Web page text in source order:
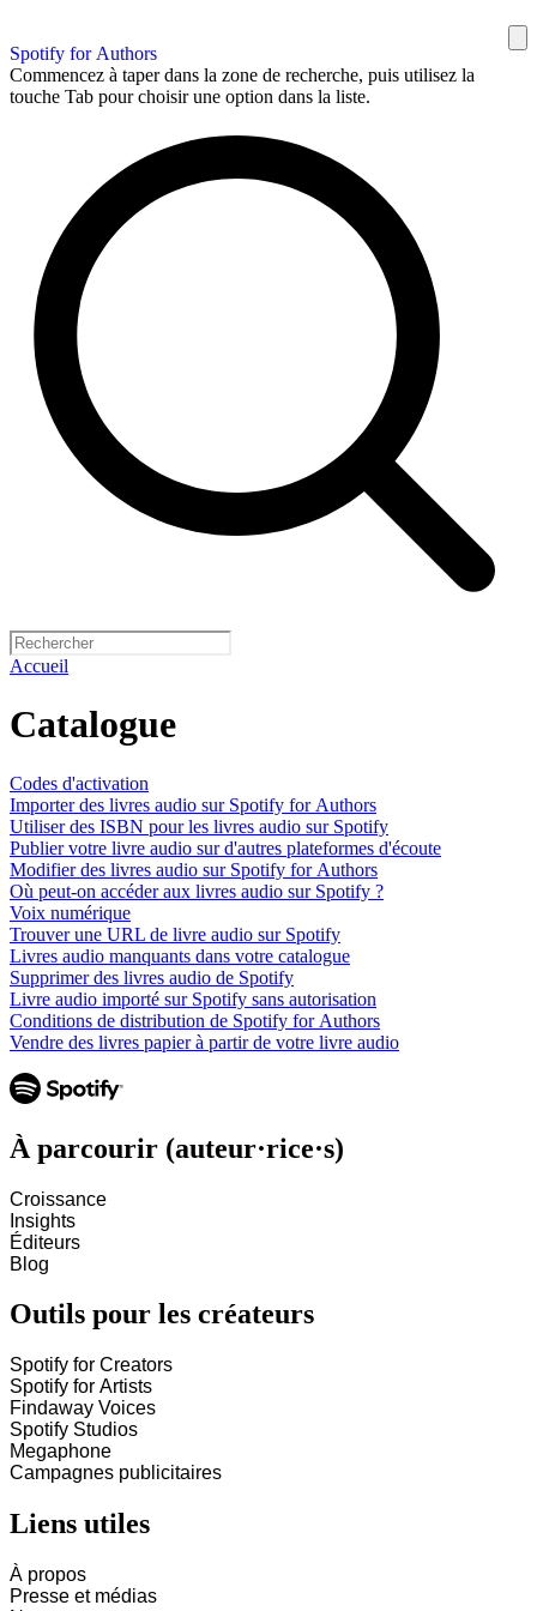
Spotify for Authors
Commencez à taper dans la zone de recherche, puis utilisez la
touche Tab pour choisir une option dans la liste.
Accueil
Catalogue
Codes d'activation
Importer des livres audio sur Spotify for Authors
Utiliser des ISBN pour les livres audio sur Spotify
Publier votre livre audio sur d'autres plateformes d'écoute
Modifier des livres audio sur Spotify for Authors
Où peut-on accéder aux livres audio sur Spotify ?
Voix numérique
Trouver une URL de livre audio sur Spotify
Livres audio manquants dans votre catalogue
Supprimer des livres audio de Spotify
Livre audio importé sur Spotify sans autorisation
Conditions de distribution de Spotify for Authors
Vendre des livres papier à partir de votre livre audio
À parcourir (auteur·rice·s)
Croissance
Insights
Éditeurs
Blog
Outils pour les créateurs
Spotify for Creators
Spotify for Artists
Findaway Voices
Spotify Studios
Megaphone
Campagnes publicitaires
Liens utiles
À propos
Presse et médias